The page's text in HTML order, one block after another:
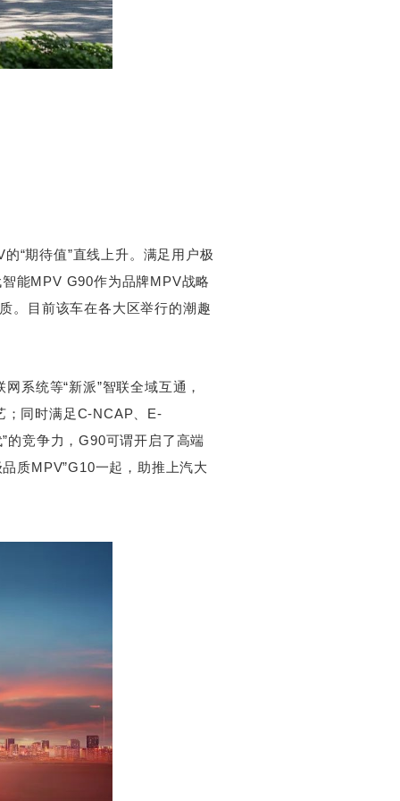
“期待值”直线上升。满足用户极
能MPV G90作为品牌MPV战略
。目前该车在各大区举行的潮趣
系统等“新派”智联全域互通，
；同时满足C-NCAP、E-
的竞争力，G90可谓开启了高端
质MPV”G10一起，助推上汽大